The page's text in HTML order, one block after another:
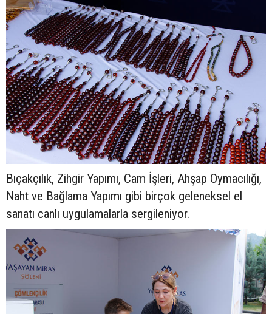
Bıçakçılık, Zihgir Yapımı, Cam İşleri, Ahşap Oymacılığı,
Naht ve Bağlama Yapımı gibi birçok geleneksel el
sanatı canlı uygulamalarla sergileniyor.